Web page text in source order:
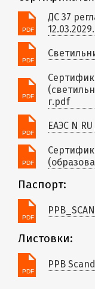
ДС 37
г.pdf
ЕАЭС N
Паспорт:
Листовки:
PPB